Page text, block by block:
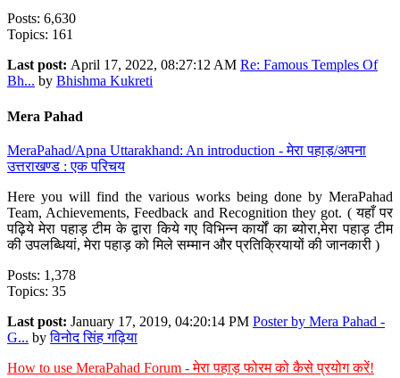
Posts: 6,630
Topics: 161
Last post: April 17, 2022, 08:27:12 AM Re: Famous Temples Of
Bh... by Bhishma Kukreti
Mera Pahad
MeraPahad/Apna Uttarakhand: An introduction - मेरा पहाड़/अपना
उत्तराखण्ड : एक परिचय
Here you will find the various works being done by MeraPahad
Team, Achievements, Feedback and Recognition they got. ( यहाँ पर
पढ़िये मेरा पहाड़ टीम के द्वारा किये गए विभिन्न कार्यों का ब्योरा,मेरा पहाड़ टीम
की उपलब्धियां, मेरा पहाड़ को मिले सम्मान और प्रतिक्रियायों की जानकारी )
Posts: 1,378
Topics: 35
Last post: January 17, 2019, 04:20:14 PM Poster by Mera Pahad -
G... byविनोद सिंह गढ़िया
How to use MeraPahad Forum - मेरा पहाड़ फोरम को कैसे प्रयोग करें!